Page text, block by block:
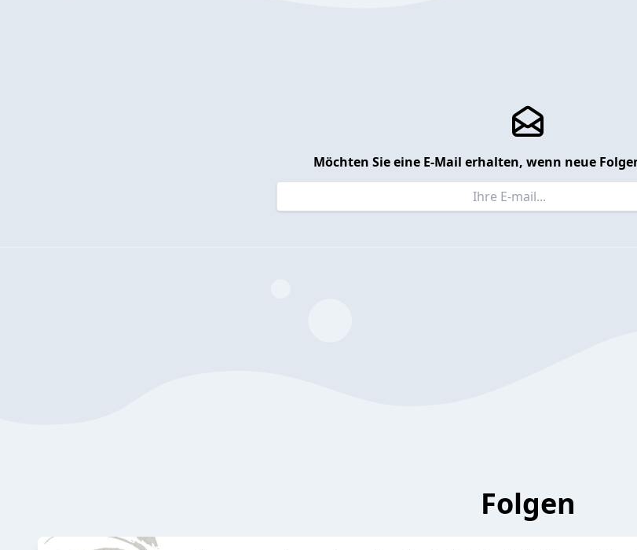
Möchten Sie eine E-Mail erhalten, wenn neue
Folgen